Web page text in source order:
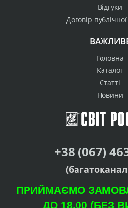
Відгуки
Договір
Головна
Каталог
Статті
Новини
+38 (067)
ПРИЙМАЄМО
ДО 18.00 (БЕЗ